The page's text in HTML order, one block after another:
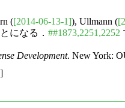
([2014-06-13-1]), Ullmann (
になる． ##1873,2251,2252
Development. New York:
]